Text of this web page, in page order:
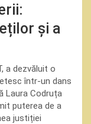
și a
a dezvăluit o
într-un dans
Laura Codruța
puterea de a
justiției